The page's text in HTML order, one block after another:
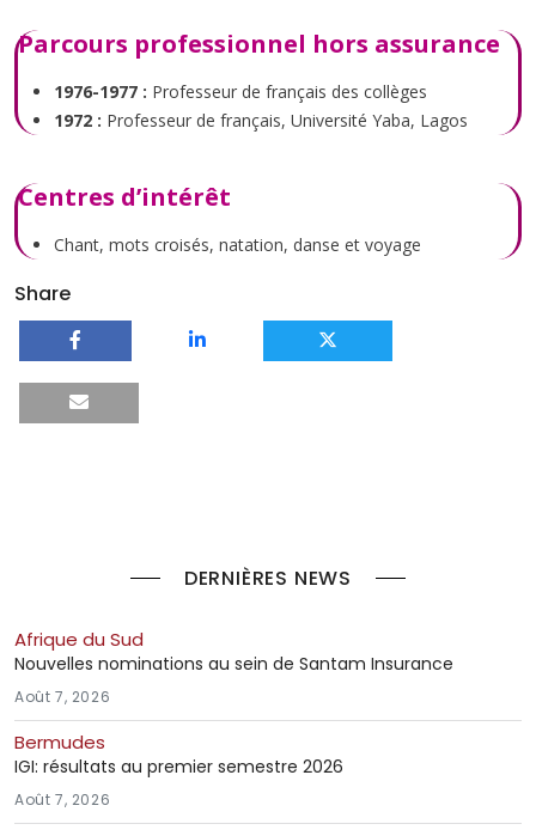
Parcours professionnel hors assurance
1976-1977 : Professeur de français des collèges
1972 : Professeur de français, Université Yaba, Lagos
Centres d’intérêt
Chant, mots croisés, natation, danse et voyage
Share
DERNIÈRES NEWS
Afrique du Sud
Nouvelles nominations au sein de Santam Insurance
Août 7, 2026
Bermudes
IGI: résultats au premier semestre 2026
Août 7, 2026